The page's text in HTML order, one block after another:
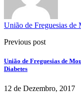
União de Freguesias de
Previous post
União de Freguesias de
Diabetes
12 de Dezembro, 2017